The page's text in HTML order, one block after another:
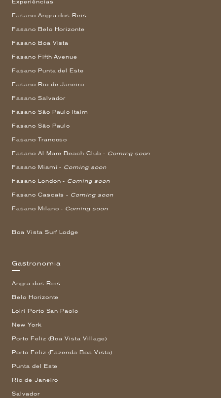
Experiências
Fasano Angra dos Reis
Fasano Belo Horizonte
Fasano Boa Vista
Fasano Fifth Avenue
Fasano Punta del Este
Fasano Rio de Janeiro
Fasano Salvador
Fasano São Paulo Itaim
Fasano São Paulo
Fasano Trancoso
Fasano Al Mare Beach Club - Coming soon
Fasano Miami - Coming soon
Fasano London - Coming soon
Fasano Cascais - Coming soon
Fasano Milano - Coming soon
Boa Vista Surf Lodge
Gastronomia
Angra dos Reis
Belo Horizonte
Loiri Porto San Paolo
New York
Porto Feliz (Boa Vista Village)
Porto Feliz (Fazenda Boa Vista)
Punta del Este
Rio de Janeiro
Salvador